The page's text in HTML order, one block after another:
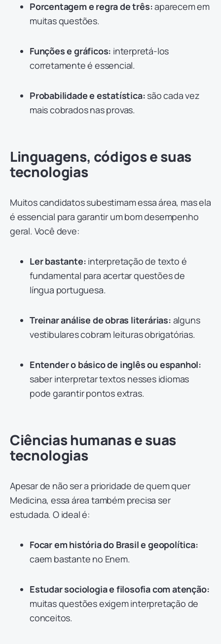
Porcentagem e regra de três:aparecem em
muitas questões.
Funções e gráficos: interpretá-los
corretamente é essencial.
Probabilidade e estatística: são cada vez
mais cobrados nas provas.
Linguagens, códigos e suas
tecnologias
Muitos candidatos subestimam essa área, mas ela
é essencial para garantir um bom desempenho
geral. Você deve:
Ler bastante: interpretação de texto é
fundamental para acertar questões de
língua portuguesa.
Treinar análise de obras literárias: alguns
vestibulares cobram leituras obrigatórias.
Entender o básico de inglês ou espanhol:
saber interpretar textos nesses idiomas
pode garantir pontos extras.
Ciências humanas e suas
tecnologias
Apesar de não ser a prioridade de quem quer
Medicina, essa área também precisa ser
estudada. O ideal é:
Focar em história do Brasil e geopolítica:
caem bastante no Enem.
Estudar sociologia e filosofia com atenção:
muitas questões exigem interpretação de
conceitos.